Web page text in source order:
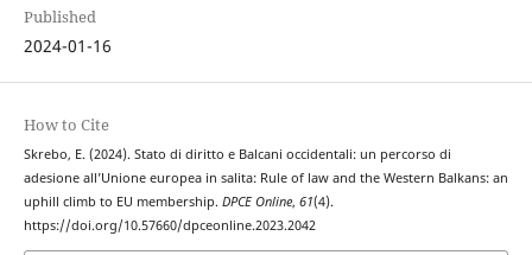
Published
2024-01-16
How to Cite
Skrebo, E. (2024). Stato di diritto e Balcani occidentali: un percorso di
adesione all’Unione europea in salita: Rule of law and the Western Balkans: an
uphill climb to EU membership. DPCE Online, 61(4).
https://doi.org/10.57660/dpceonline.2023.2042